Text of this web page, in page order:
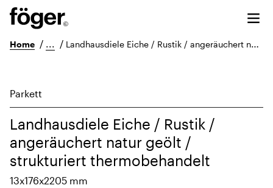
Home / ... / Landhausdiele Eiche / Rustik / angeräuchert natur geölt / strukturiert thermobehandelt
Parkett
Landhausdiele Eiche / Rustik /
angeräuchert natur geölt /
strukturiert thermobehandelt
13x176x2205 mm